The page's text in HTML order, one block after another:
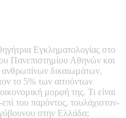
Εγκληματολογίας στο
Πανεπιστημίου Αθηνών και
δικαιωμάτων,
το 5% των αιτούντων
μορφή της. Τι είναι
του παρόντος, τουλάχιστον-
στην Ελλάδα;